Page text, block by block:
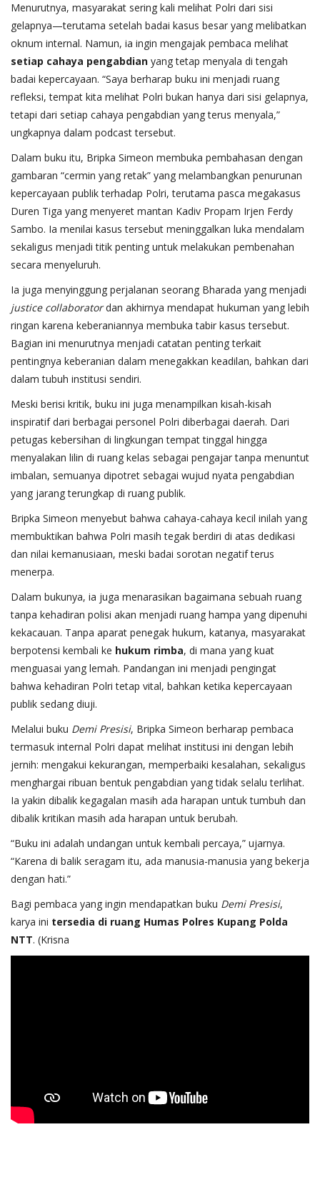
Menurutnya, masyarakat sering kali melihat Polri dari sisi
gelapnya—terutama setelah badai kasus besar yang melibatkan
oknum internal. Namun, ia ingin mengajak pembaca melihat
setiap cahaya pengabdian yang tetap menyala di tengah
badai kepercayaan. “Saya berharap buku ini menjadi ruang
refleksi, tempat kita melihat Polri bukan hanya dari sisi gelapnya,
tetapi dari setiap cahaya pengabdian yang terus menyala,”
ungkapnya dalam podcast tersebut.
Dalam buku itu, Bripka Simeon membuka pembahasan dengan
gambaran “cermin yang retak” yang melambangkan penurunan
kepercayaan publik terhadap Polri, terutama pasca megakasus
Duren Tiga yang menyeret mantan Kadiv Propam Irjen Ferdy
Sambo. Ia menilai kasus tersebut meninggalkan luka mendalam
sekaligus menjadi titik penting untuk melakukan pembenahan
secara menyeluruh.
Ia juga menyinggung perjalanan seorang Bharada yang menjadi
justice collaboratordan akhirnya mendapat hukuman yang lebih
ringan karena keberaniannya membuka tabir kasus tersebut.
Bagian ini menurutnya menjadi catatan penting terkait
pentingnya keberanian dalam menegakkan keadilan, bahkan dari
dalam tubuh institusi sendiri.
Meski berisi kritik, buku ini juga menampilkan kisah-kisah
inspiratif dari berbagai personel Polri diberbagai daerah. Dari
petugas kebersihan di lingkungan tempat tinggal hingga
menyalakan lilin di ruang kelas sebagai pengajar tanpa menuntut
imbalan, semuanya dipotret sebagai wujud nyata pengabdian
yang jarang terungkap di ruang publik.
Bripka Simeon menyebut bahwa cahaya-cahaya kecil inilah yang
membuktikan bahwa Polri masih tegak berdiri di atas dedikasi
dan nilai kemanusiaan, meski badai sorotan negatif terus
menerpa.
Dalam bukunya, ia juga menarasikan bagaimana sebuah ruang
tanpa kehadiran polisi akan menjadi ruang hampa yang dipenuhi
kekacauan. Tanpa aparat penegak hukum, katanya, masyarakat
berpotensi kembali ke hukum rimba, di mana yang kuat
menguasai yang lemah. Pandangan ini menjadi pengingat
bahwa kehadiran Polri tetap vital, bahkan ketika kepercayaan
publik sedang diuji.
Melalui buku Demi Presisi, Bripka Simeon berharap pembaca
termasuk internal Polri dapat melihat institusi ini dengan lebih
jernih: mengakui kekurangan, memperbaiki kesalahan, sekaligus
menghargai ribuan bentuk pengabdian yang tidak selalu terlihat.
Ia yakin dibalik kegagalan masih ada harapan untuk tumbuh dan
dibalik kritikan masih ada harapan untuk berubah.
“Buku ini adalah undangan untuk kembali percaya,” ujarnya.
“Karena di balik seragam itu, ada manusia-manusia yang bekerja
dengan hati.”
Bagi pembaca yang ingin mendapatkan buku Demi Presisi,
karya ini tersedia di ruang Humas Polres Kupang Polda
NTT. (Krisna